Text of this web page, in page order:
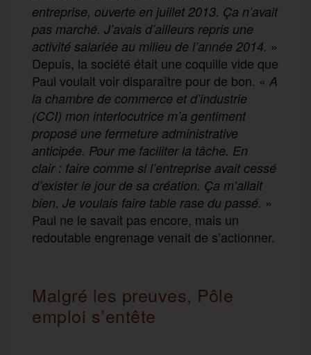
entreprise, ouverte en juillet 2013. Ça n’avait
pas marché. J’avais d’ailleurs repris une
activité salariée au milieu de l’année 2014. »
Depuis, la société était une coquille vide que
Paul voulait voir disparaître pour de bon. « A
la chambre de commerce et d’industrie
(CCI) mon interlocutrice m’a gentiment
proposé une fermeture administrative
anticipée. Pour me faciliter la tâche. En
clair : faire comme si l’entreprise avait cessé
d’exister le jour de sa création. Ça m’allait
bien. Je voulais faire table rase du passé. »
Paul ne le savait pas encore, mais un
redoutable engrenage venait de s’actionner.
Malgré les preuves, Pôle
emploi s’entête